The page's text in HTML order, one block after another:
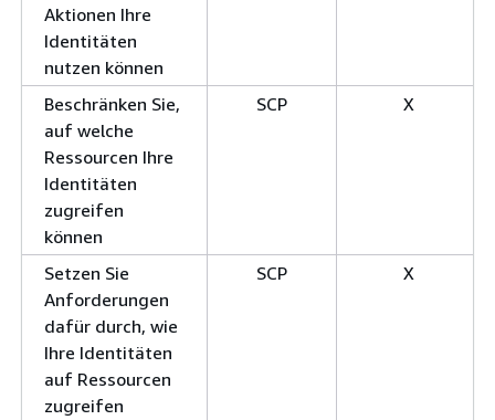
Aktionen Ihre
Identitäten
nutzen können
Beschränken Sie,
auf welche
Ressourcen Ihre
Identitäten
zugreifen
können
SCP X
Setzen Sie
Anforderungen
dafür durch, wie
Ihre Identitäten
auf Ressourcen
zugreifen
SCP X